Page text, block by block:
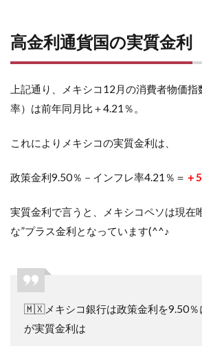
高金利通貨国の実質金利
上記通り、メキシコ12月の消費者物価
率）は前年同月比＋4.21％。
これによりメキシコの実質金利は、
政策金利9.50％－インフレ率4.21％＝ ＋
実質金利で言うと、メキシコペソは現在
な”プラス金利となっています(^^♪
🇲🇽メキシコ銀行は政策金利を9.50％
が実質金利は